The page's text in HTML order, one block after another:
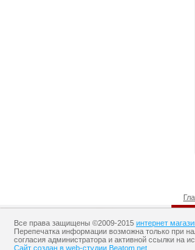
Все права защищены ©2009-2015 интернет
Перепечатка информации возможна только при
согласия администратора и активной ссылки на
Сайт создан в web-студии Beatom.net